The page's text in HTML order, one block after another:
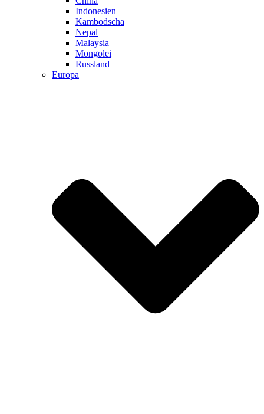
Indonesien
Kambodscha
Nepal
Malaysia
Mongolei
Russland
Europa